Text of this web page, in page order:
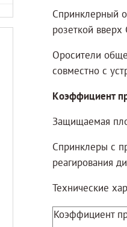
Спринклерный
розеткой
Оросители
совместно с
Коэффициент
Защищаемая
Спринклеры с
реагирования
Технические
Коэффициент